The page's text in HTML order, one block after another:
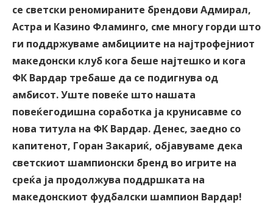
се светски реномираните брендови Адмирал,
Астра и Казино Фламинго, сме многу горди што
ги поддржуваме амбициите на најтрофејниот
македонски клуб кога беше најтешко и кога
ФК Вардар требаше да се подигнува од
амбисот. Уште повеќе што нашата
повеќегодишна соработка ја крунисавме со
нова титула на ФК Вардар. Денес, заедно со
капитенот, Горан Закариќ, објавуваме дека
светскиот шампионски бренд во игрите на
среќа ја продолжува поддршката на
македонскиот фудбалски шампион Вардар!